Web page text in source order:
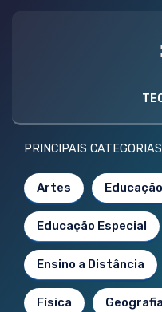
PRINCIPAIS CATEGORIAS
Artes
Educação Especial
Ensino a Distância
Física Geografia